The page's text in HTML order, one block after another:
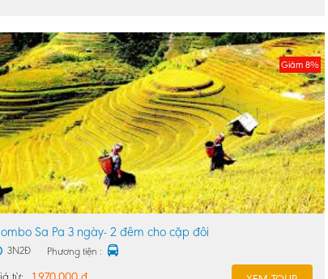
Giảm 8%
Sa Pa 3 ngày- 2 đêm cho cặp đôi
3N2Đ Phương tiện :
Giá Giá